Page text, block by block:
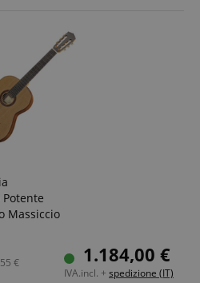
Potente
Massiccio
Massiccio
1.184,00 €
IVA.incl. + spedizione (IT)
€